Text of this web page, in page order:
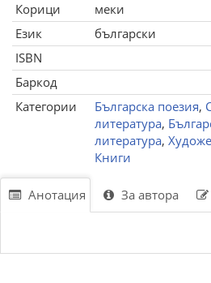
Корици
меки
Език
български
ISBN
Баркод
Категории
Българска поезия,
литература,
литература,
Книги
Анотация За автора